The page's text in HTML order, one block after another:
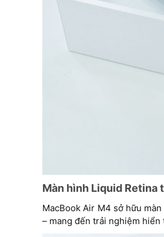
Màn hình Liquid Retina
MacBook Air M4 sở hữu
– mang đến trải nghiệm